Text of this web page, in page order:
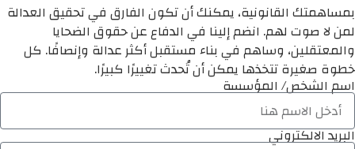
بمساهمتك القانونية، يمكنك أن تكون الفارق في تحقيق العدالة
لمن لا صوت لهم. انضم إلينا في الدفاع عن حقوق الضحايا
والمعتقلين، وساهم في بناء مستقبل أكثر عدالة وإنصافًا. كل
خطوة صغيرة تتخذها يمكن أن تُحدث تغييرًا كبيرًا.
اسم الشخص/ المؤسسة
البريد الالكتروني